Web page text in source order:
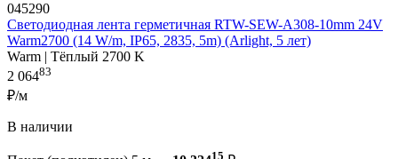
045290
Светодиодная лента герметичная RTW-SEW-A308-10mm 24V
Warm2700 (14 W/m, IP65, 2835, 5m) (Arlight, 5 лет)
Warm | Тёплый 2700 K
2 06483
₽/м
В наличии
15